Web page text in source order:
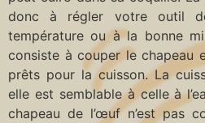
donc à régler votre outil
température ou à la bonne
consiste à couper le
prêts pour la cuisson. La
elle est semblable à celle à
chapeau de l’œuf n’est pas